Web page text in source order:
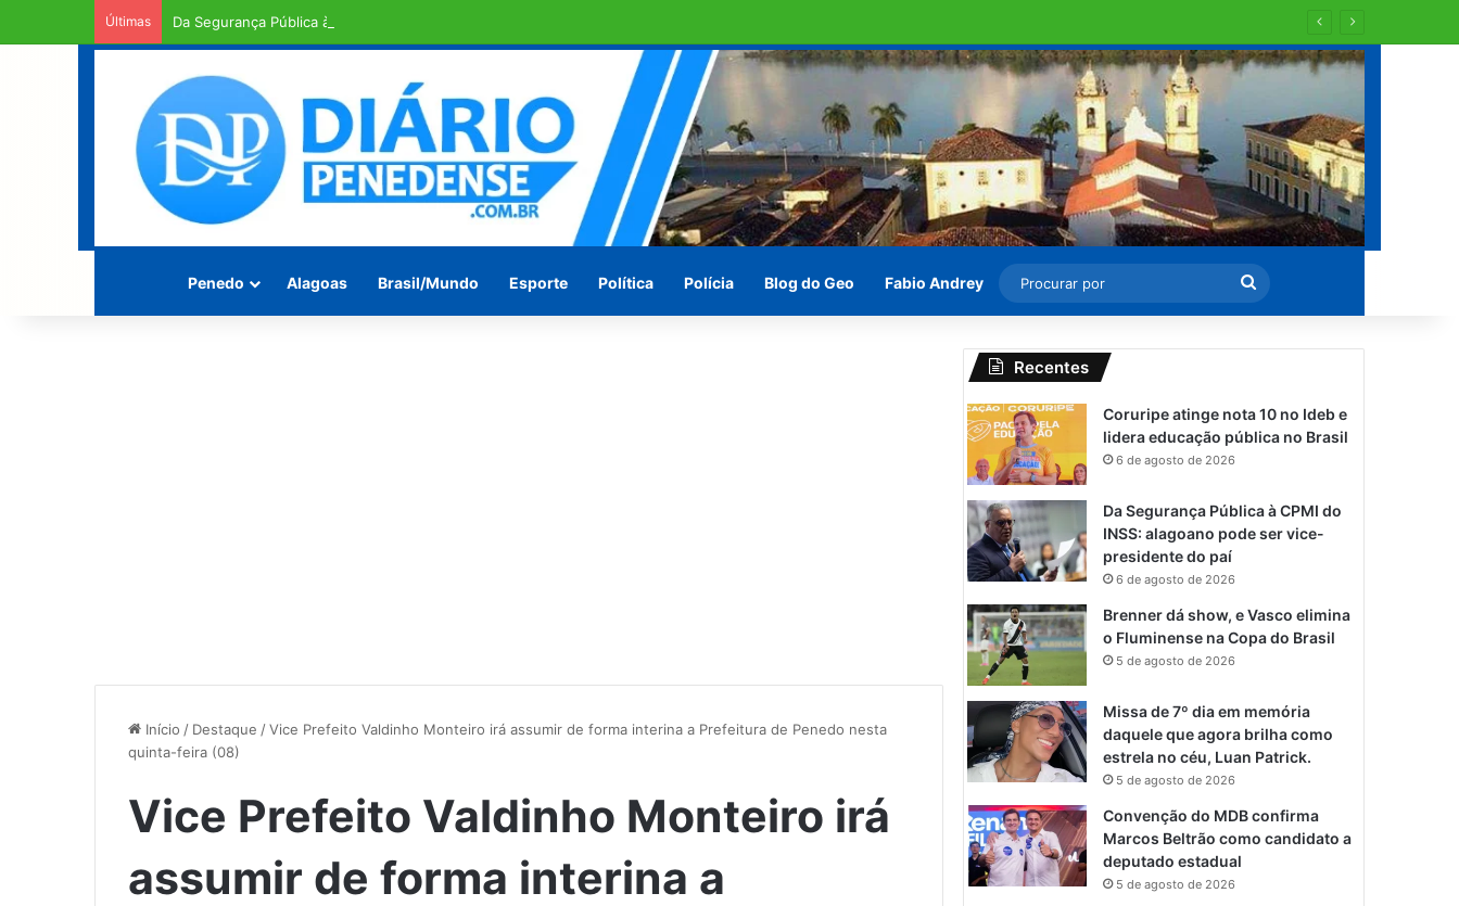
Últimas Da Segurança Pública à CPMI do INSS: alagoano pode ser vice-presidente do paí
Penedo Alagoas Brasil/Mundo Esporte Política Polícia Blog do Geo Fabio Andrey
Procurar
por
Início / Destaque /Vice Prefeito Valdinho Monteiro irá assumir de forma interina a Prefeitura de Penedo nesta
quinta-feira (08)
Vice Prefeito Valdinho Monteiro irá
assumir de forma interina a
Recentes
Coruripe atinge nota 10 no Ideb e
lidera educação pública no Brasil
6 de agosto de 2026
Da Segurança Pública à CPMI do
INSS: alagoano pode ser vice-
presidente do paí
6 de agosto de 2026
Brenner dá show, e Vasco elimina
o Fluminense na Copa do Brasil
5 de agosto de 2026
Missa de 7º dia em memória
daquele que agora brilha como
estrela no céu, Luan Patrick.
5 de agosto de 2026
Convenção do MDB confirma
Marcos Beltrão como candidato a
deputado estadual
5 de agosto de 2026